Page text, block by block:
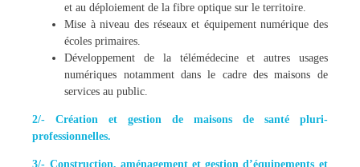
et au déploiement de la fibre optique sur le territoire.
Mise à niveau des réseaux et équipement numérique des
écoles primaires.
Développement de la télémédecine et autres usages
numériques notamment dans le cadre des maisons de
services au public.
2/- Création et gestion de maisons de santé pluri-
professionnelles.
3/- Construction, aménagement et gestion d’équipements et